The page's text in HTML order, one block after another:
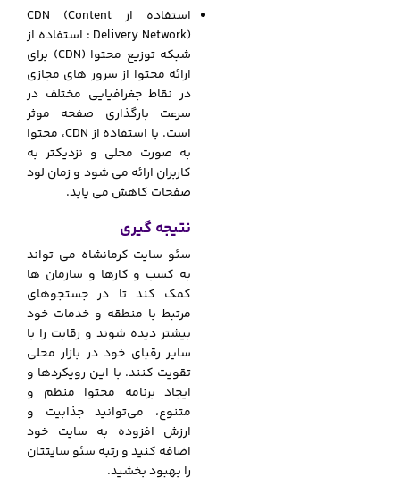
استفاده از CDN (Content
Delivery Network) : استفاده از
شبکه توزیع محتوا (CDN) برای
ارائه محتوا از سرور های مجازی
در نقاط جغرافیایی مختلف در
سرعت بارگذاری صفحه موثر
است. با استفاده از CDN، محتوا
به صورت محلی و نزدیکتر به
کاربران ارائه می شود و زمان لود
صفحات کاهش می یابد.
نتیجه گیری
سئو سایت کرمانشاه می تواند
به کسب و کارها و سازمان ها
کمک کند تا در جستجوهای
مرتبط با منطقه و خدمات خود
بیشتر دیده شوند و رقابت را با
سایر رقبای خود در بازار محلی
تقویت کنند. با این رویکردها و
ایجاد برنامه محتوا منظم و
متنوع، می‌توانید جذابیت و
ارزش افزوده به سایت خود
اضافه کنید و رتبه سئو سایتتان
را بهبود بخشید.